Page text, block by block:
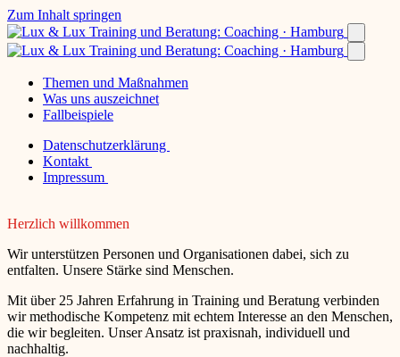
Zum Inhalt springen
Themen und Maßnahmen
Was uns auszeichnet
Fallbeispiele
Datenschutzerklärung
Kontakt
Impressum
Herzlich willkommen
Wir unterstützen Personen und Organisationen dabei, sich zu
entfalten. Unsere Stärke sind Menschen.
Mit über 25 Jahren Erfahrung in Training und Beratung verbinden
wir methodische Kompetenz mit echtem Interesse an den Menschen,
die wir begleiten. Unser Ansatz ist praxisnah, individuell und
nachhaltig.